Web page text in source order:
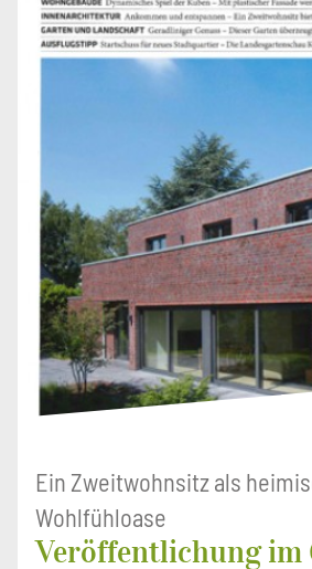
Ein Zweitwohnsitz als
Wohlfühloase
Veröffentlichung im